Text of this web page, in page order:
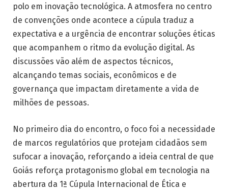
polo em inovação tecnológica. A atmosfera no centro
de convenções onde acontece a cúpula traduz a
expectativa e a urgência de encontrar soluções éticas
que acompanhem o ritmo da evolução digital. As
discussões vão além de aspectos técnicos,
alcançando temas sociais, econômicos e de
governança que impactam diretamente a vida de
milhões de pessoas.
No primeiro dia do encontro, o foco foi a necessidade
de marcos regulatórios que protejam cidadãos sem
sufocar a inovação, reforçando a ideia central de que
Goiás reforça protagonismo global em tecnologia na
abertura da 1ª Cúpula Internacional de Ética e